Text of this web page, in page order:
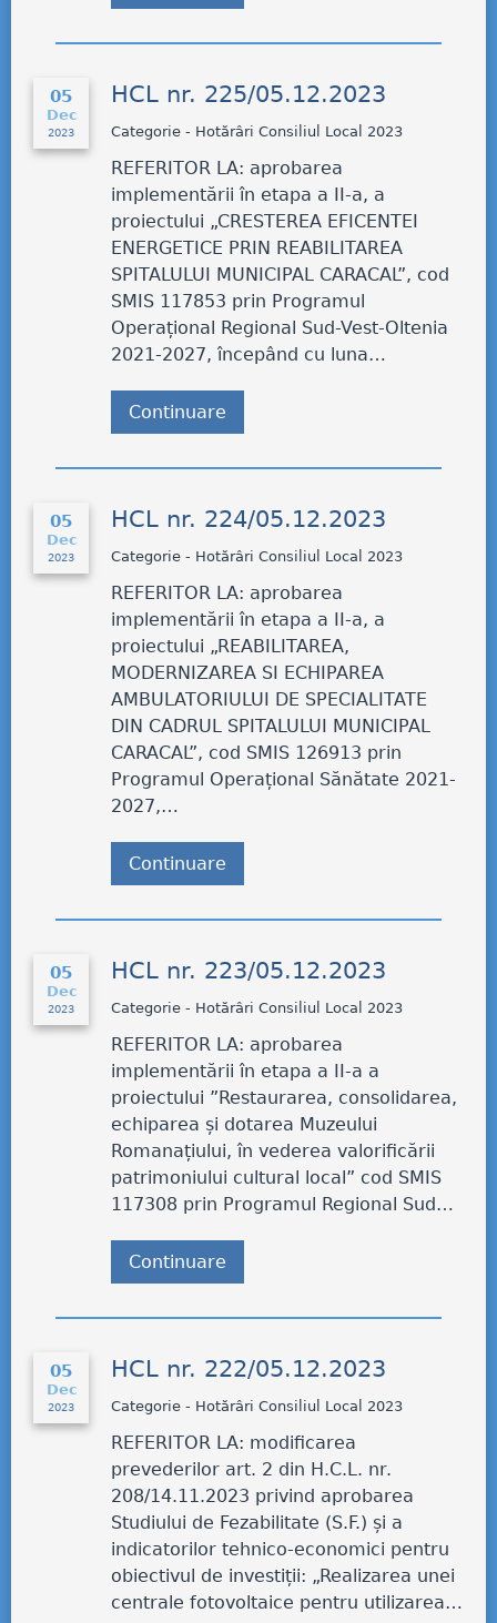
05
Dec
2023
HCL nr. 225/05.12.2023
Categorie - Hotărâri Consiliul Local 2023
REFERITOR LA: aprobarea
implementării în etapa a II-a, a
proiectului „CRESTEREA EFICENTEI
ENERGETICE PRIN REABILITAREA
SPITALULUI MUNICIPAL CARACAL”, cod
SMIS 117853 prin Programul
Operațional Regional Sud-Vest-Oltenia
2021-2027, începând cu luna…
Continuare
05
Dec
2023
HCL nr. 224/05.12.2023
Categorie - Hotărâri Consiliul Local 2023
REFERITOR LA: aprobarea
implementării în etapa a II-a, a
proiectului „REABILITAREA,
MODERNIZAREA SI ECHIPAREA
AMBULATORIULUI DE SPECIALITATE
DIN CADRUL SPITALULUI MUNICIPAL
CARACAL”, cod SMIS 126913 prin
Programul Operațional Sănătate 2021-
2027,…
Continuare
05
Dec
2023
HCL nr. 223/05.12.2023
Categorie - Hotărâri Consiliul Local 2023
REFERITOR LA: aprobarea
implementării în etapa a II-a a
proiectului ”Restaurarea, consolidarea,
echiparea și dotarea Muzeului
Romanațiului, în vederea valorificării
patrimoniului cultural local” cod SMIS
117308 prin Programul Regional Sud…
Continuare
05
Dec
2023
HCL nr. 222/05.12.2023
Categorie - Hotărâri Consiliul Local 2023
REFERITOR LA: modificarea
prevederilor art. 2 din H.C.L. nr.
208/14.11.2023 privind aprobarea
Studiului de Fezabilitate (S.F.) și a
indicatorilor tehnico-economici pentru
obiectivul de investiții: „Realizarea unei
centrale fotovoltaice pentru utilizarea…